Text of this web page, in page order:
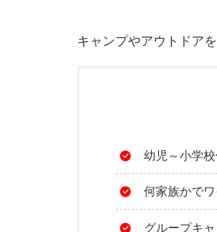
キャンプやアウトドア
幼児～小学
何家族かで
グループキ